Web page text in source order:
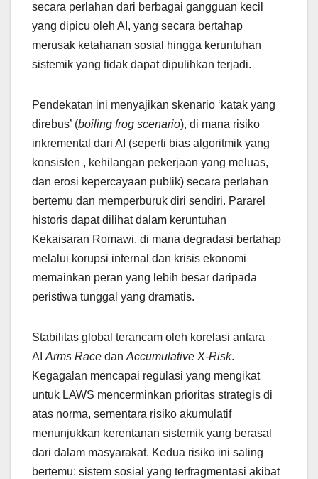
secara perlahan dari berbagai gangguan kecil
yang dipicu oleh AI, yang secara bertahap
merusak ketahanan sosial hingga keruntuhan
sistemik yang tidak dapat dipulihkan terjadi.
Pendekatan ini menyajikan skenario ‘katak yang
direbus’ (boiling frog scenario), di mana risiko
inkremental dari AI (seperti bias algoritmik yang
konsisten , kehilangan pekerjaan yang meluas,
dan erosi kepercayaan publik) secara perlahan
bertemu dan memperburuk diri sendiri. Pararel
historis dapat dilihat dalam keruntuhan
Kekaisaran Romawi, di mana degradasi bertahap
melalui korupsi internal dan krisis ekonomi
memainkan peran yang lebih besar daripada
peristiwa tunggal yang dramatis.
Stabilitas global terancam oleh korelasi antara
AIArms Race danAccumulative X-Risk.
Kegagalan mencapai regulasi yang mengikat
untuk LAWS mencerminkan prioritas strategis di
atas norma, sementara risiko akumulatif
menunjukkan kerentanan sistemik yang berasal
dari dalam masyarakat. Kedua risiko ini saling
bertemu: sistem sosial yang terfragmentasi akibat